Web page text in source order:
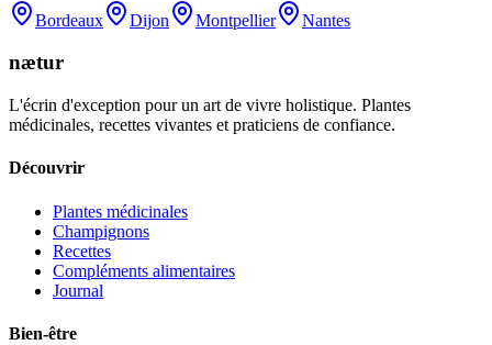
Bordeaux Dijon Montpellier Nantes
nætur
L'écrin d'exception pour un art de vivre holistique. Plantes
médicinales, recettes vivantes et praticiens de confiance.
Découvrir
Plantes médicinales
Champignons
Recettes
Compléments alimentaires
Journal
Bien-être